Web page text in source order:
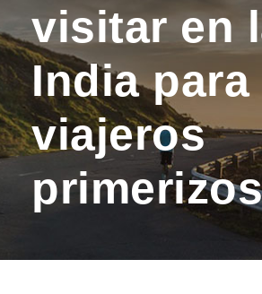
visitar en
India para
viajeros
primerizos